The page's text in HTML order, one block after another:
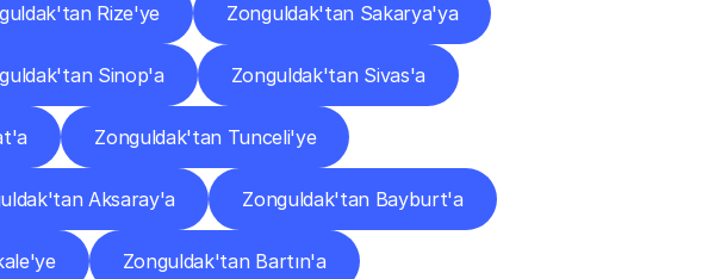
Rize'ye Zonguldak'tan Sakarya'ya
Sinop'a Zonguldak'tan Sivas'a
Zonguldak'tan Tunceli'ye
Aksaray'a Zonguldak'tan Bayburt'a
Zonguldak'tan Bartın'a